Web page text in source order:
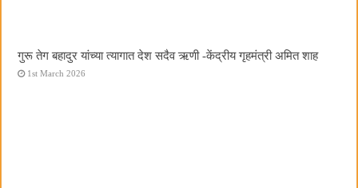
गुरू तेग बहादुर यांच्या त्यागात देश सदैव ऋणी -केंद्रीय गृहमंत्री अमित शाह
1st March 2026